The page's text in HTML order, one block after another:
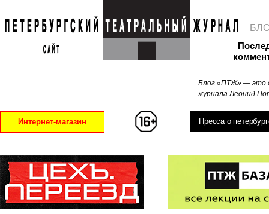
Блог «ПТЖ» — это
журнала Леонид
Интернет-магазин Пресса о